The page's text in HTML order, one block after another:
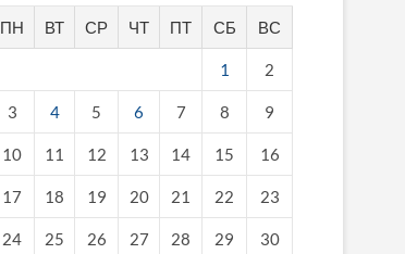
ПН ВТ СР ЧТ ПТ СБ ВС
1 2
3 4 5 6 7 8 9
10 11 12 13 14 15 16
17 18 19 20 21 22 23
24 25 26 27 28 29 30